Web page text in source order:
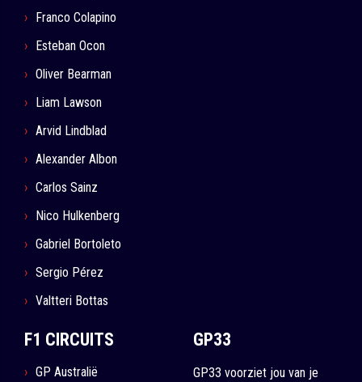
Franco Colapino
Esteban Ocon
Oliver Bearman
Liam Lawson
Arvid Lindblad
Alexander Albon
Carlos Sainz
Nico Hulkenberg
Gabriel Bortoleto
Sergio Pérez
Valtteri Bottas
F1 CIRCUITS
GP Australië
GP33
GP33 voorziet jou van je